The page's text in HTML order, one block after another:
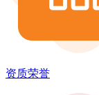
资质荣誉